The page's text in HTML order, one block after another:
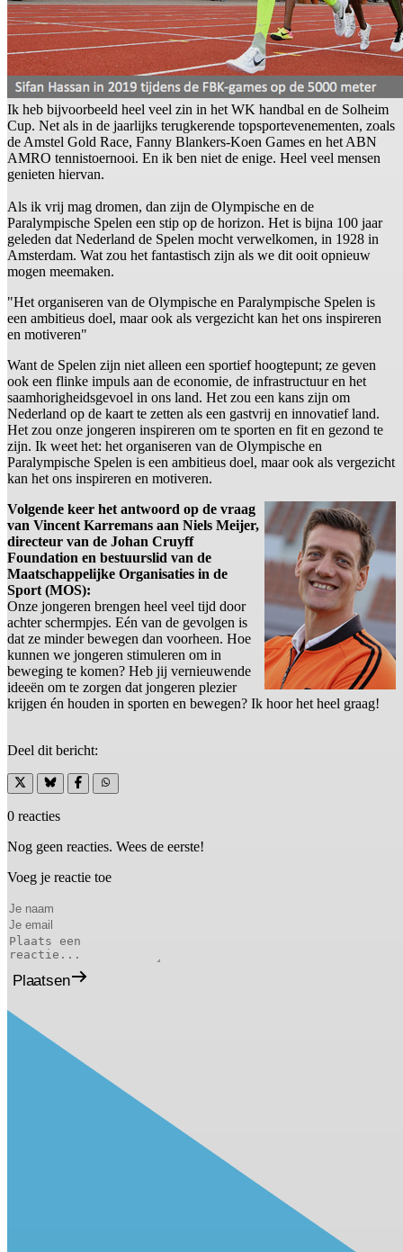
Ik heb bijvoorbeeld heel veel zin in het WK handbal en de Solheim
Cup. Net als in de jaarlijks terugkerende topsportevenementen, zoals
de Amstel Gold Race, Fanny Blankers-Koen Games en het ABN
AMRO tennistoernooi. En ik ben niet de enige. Heel veel mensen
genieten hiervan.
Als ik vrij mag dromen, dan zijn de Olympische en de
Paralympische Spelen een stip op de horizon. Het is bijna 100 jaar
geleden dat Nederland de Spelen mocht verwelkomen, in 1928 in
Amsterdam. Wat zou het fantastisch zijn als we dit ooit opnieuw
mogen meemaken.
"Het organiseren van de Olympische en Paralympische Spelen is
een ambitieus doel, maar ook als vergezicht kan het ons inspireren
en motiveren"
Want de Spelen zijn niet alleen een sportief hoogtepunt; ze geven
ook een flinke impuls aan de economie, de infrastructuur en het
saamhorigheidsgevoel in ons land. Het zou een kans zijn om
Nederland op de kaart te zetten als een gastvrij en innovatief land.
Het zou onze jongeren inspireren om te sporten en fit en gezond te
zijn. Ik weet het: het organiseren van de Olympische en
Paralympische Spelen is een ambitieus doel, maar ook als vergezicht
kan het ons inspireren en motiveren.
Volgende keer het antwoord op de vraag
van Vincent Karremans aan Niels Meijer,
directeur van de Johan Cruyff
Foundation en bestuurslid van de
Maatschappelijke Organisaties in de
Sport (MOS):
Onze jongeren brengen heel veel tijd door
achter schermpjes. Eén van de gevolgen is
dat ze minder bewegen dan voorheen. Hoe
kunnen we jongeren stimuleren om in
beweging te komen? Heb jij vernieuwende
ideeën om te zorgen dat jongeren plezier
krijgen én houden in sporten en bewegen? Ik hoor het heel graag!
Deel dit bericht:
0 reacties
Nog geen reacties. Wees de eerste!
Voeg je reactie toe
Plaatsen